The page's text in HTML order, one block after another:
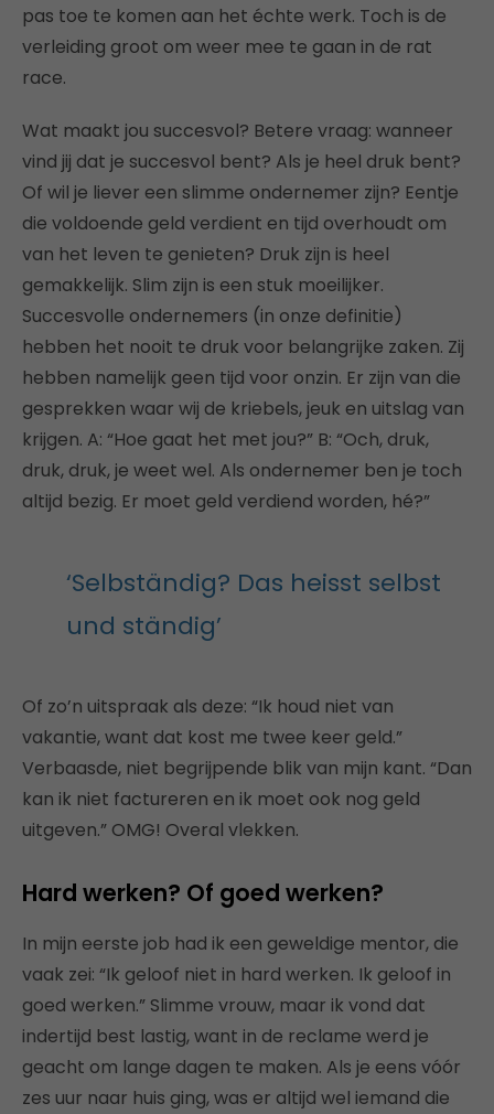
pas toe te komen aan het échte werk. Toch is de
verleiding groot om weer mee te gaan in de rat
race.
Wat maakt jou succesvol? Betere vraag: wanneer
vind jij dat je succesvol bent? Als je heel druk bent?
Of wil je liever een slimme ondernemer zijn? Eentje
die voldoende geld verdient en tijd overhoudt om
van het leven te genieten? Druk zijn is heel
gemakkelijk. Slim zijn is een stuk moeilijker.
Succesvolle ondernemers (in onze definitie)
hebben het nooit te druk voor belangrijke zaken. Zij
hebben namelijk geen tijd voor onzin. Er zijn van die
gesprekken waar wij de kriebels, jeuk en uitslag van
krijgen. A: “Hoe gaat het met jou?” B: “Och, druk,
druk, druk, je weet wel. Als ondernemer ben je toch
altijd bezig. Er moet geld verdiend worden, hé?”
‘Selbständig? Das heisst selbst
und ständig’
Of zo’n uitspraak als deze: “Ik houd niet van
vakantie, want dat kost me twee keer geld.”
Verbaasde, niet begrijpende blik van mijn kant. “Dan
kan ik niet factureren en ik moet ook nog geld
uitgeven.” OMG! Overal vlekken.
Hard werken? Of goed werken?
In mijn eerste job had ik een geweldige mentor, die
vaak zei: “Ik geloof niet in hard werken. Ik geloof in
goed werken.” Slimme vrouw, maar ik vond dat
indertijd best lastig, want in de reclame werd je
geacht om lange dagen te maken. Als je eens vóór
zes uur naar huis ging, was er altijd wel iemand die